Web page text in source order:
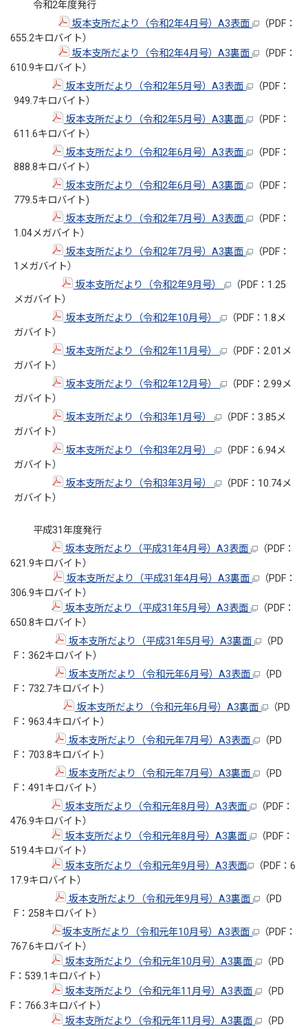
令和2年度発行
坂本支所だより（令和2年4月号）A3表面
（PDF：
655.2キロバイト）
坂本支所だより（令和2年4月号）A3裏面
（PDF：
610.9キロバイト）
坂本支所だより（令和2年5月号）A3表面
（PDF：
949.7キロバイト）
坂本支所だより（令和2年5月号）A3裏面
（PDF：
611.6キロバイト）
坂本支所だより（令和2年6月号）A3表面
（PDF：
888.8キロバイト）
坂本支所だより（令和2年6月号）A3裏面
（PDF：
779.5キロバイト)
坂本支所だより（令和2年7月号）A3表面
（PDF：
1.04メガバイト）
坂本支所だより（令和2年7月号）A3裏面
（PDF：
1メガバイト）
坂本支所だより（令和2年9月号）
（PDF：1.25
メガバイト）
坂本支所だより（令和2年10月号）
（PDF：1.8メ
ガバイト）
坂本支所だより（令和2年11月号）
（PDF：2.01メ
ガバイト）
坂本支所だより（令和2年12月号）
（PDF：2.99メ
ガバイト）
坂本支所だより（令和3年1月号）
（PDF：3.85メ
ガバイト）
坂本支所だより（令和3年2月号）
（PDF：6.94メ
ガバイト）
坂本支所だより（令和3年3月号）
（PDF：10.74メ
ガバイト）
平成31年度発行
坂本支所だより（平成31年4月号）A3表面
（PDF：
621.9キロバイト）
坂本支所だより（平成31年4月号）A3裏面
（PDF：
306.9キロバイト）
坂本支所だより（平成31年5月号）A3表面
（PDF：
650.8キロバイト）
坂本支所だより（平成31年5月号）A3裏面
（PD
F：362キロバイト）
坂本支所だより（令和元年6月号）A3表面
（PD
F：732.7キロバイト）
坂本支所だより（令和元年6月号）A3裏面
（PD
F：963.4キロバイト）
坂本支所だより（令和元年7月号）A3表面
（PD
F：703.8キロバイト）
坂本支所だより（令和元年7月号）A3裏面
（PD
F：491キロバイト）
坂本支所だより（令和元年8月号）A3表面
（PDF：
476.9キロバイト）
坂本支所だより（令和元年8月号）A3裏面
（PDF：
519.4キロバイト）
坂本支所だより（令和元年9月号）A3表面
（PDF：6
17.9キロバイト）
坂本支所だより（令和元年9月号）A3裏面
（PD
F：258キロバイト）
坂本支所だより（令和元年10月号）A3表面
（PDF：
767.6キロバイト）
坂本支所だより（令和元年10月号）A3裏面
（PD
F：539.1キロバイト）
坂本支所だより（令和元年11月号）A3表面
（PD
F：766.3キロバイト）
坂本支所だより（令和元年11月号）A3裏面
（PD